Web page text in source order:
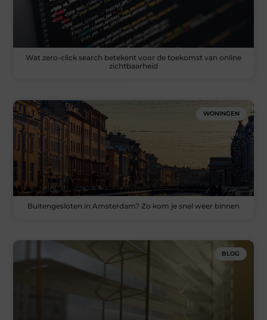
Wat zero-click search betekent voor de toekomst van online
zichtbaarheid
WONINGEN
Buitengesloten in Amsterdam? Zo kom je snel weer binnen
BLOG